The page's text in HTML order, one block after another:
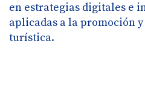
en estrategias digitales e
aplicadas a la promoción
turística.